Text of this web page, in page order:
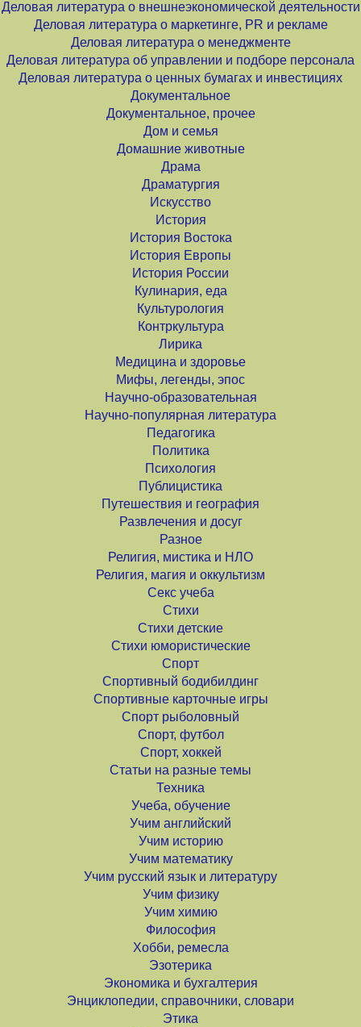
Деловая литература о внешнеэкономической деятельности
Деловая литература о маркетинге, PR и рекламе
Деловая литература о менеджменте
Деловая литература об управлении и подборе персонала
Деловая литература о ценных бумагах и инвестициях
Документальное
Документальное, прочее
Дом и семья
Домашние животные
Драма
Драматургия
Искусство
История
История Востока
История Европы
История России
Кулинария, еда
Культурология
Контркультура
Лирика
Медицина и здоровье
Мифы, легенды, эпос
Научно-образовательная
Научно-популярная литература
Педагогика
Политика
Психология
Публицистика
Путешествия и география
Развлечения и досуг
Разное
Религия, мистика и НЛО
Религия, магия и оккультизм
Секс учеба
Стихи
Стихи детские
Стихи юмористические
Спорт
Спортивный бодибилдинг
Спортивные карточные игры
Спорт рыболовный
Спорт, футбол
Спорт, хоккей
Статьи на разные темы
Техника
Учеба, обучение
Учим английский
Учим историю
Учим математику
Учим русский язык и литературу
Учим физику
Учим химию
Философия
Хобби, ремесла
Эзотерика
Экономика и бухгалтерия
Энциклопедии, справочники, словари
Этика